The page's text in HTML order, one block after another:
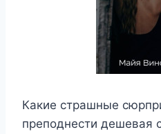
Какие страшные
преподнести дешевая